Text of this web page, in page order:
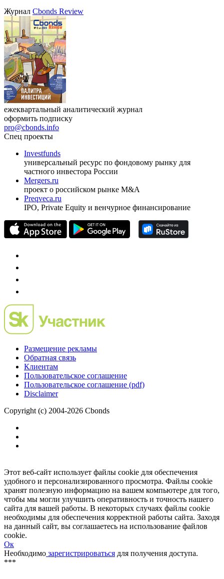
VIII международная конференция «Рынок капитала
Республики Узбекистан»
17.09.2026, Ташкент
ЖурналCbonds Review
оформить подписку
pro@cbonds.info
Спец проекты
Investfunds
универсальный ресурс по фондовому рынку для
частного инвестора России
проект о российском рынке M&A
Preqveca.ru
Размещение рекламы
Обратная связь
Пользовательское соглашение
Copyright (c) 2004-2026 Cbonds
Этот веб-сайт использует файлы cookie для обеспечения
удобного и персонализированного просмотра. Файлы cookie
хранят полезную информацию на вашем компьютере для того,
чтобы мы могли улучшить оперативность и точность нашего
сайта для вашей работы. В некоторых случаях файлы cookie
необходимы для обеспечения корректной работы сайта. Заходя
на данный сайт, вы соглашаетесь на использование файлов